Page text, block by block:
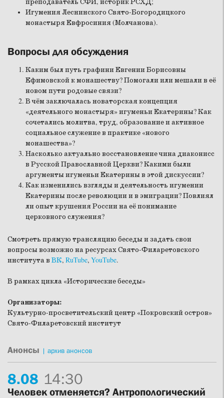
преподаватель СФИ, историк РСХД;
Игумения Леснинского Свято-Богородицкого
монастыря Евфросиния (Молчанова).
Вопросы для обсуждения
Каким был путь графини Евгении Борисовны
Ефимовской к монашеству? Помогали или мешали в её
новом пути родовые связи?
В чём заключалась новаторская концепция
«деятельного монастыря» игуменьи Екатерины? Как
сочетались молитва, труд, образование и активное
социальное служение в практике «нового
монашества»?
Насколько актуально восстановление чина диаконисс
в Русской Православной Церкви? Какими были
аргументы игуменьи Екатерины в этой дискуссии?
Как изменились взгляды и деятельность игумении
Екатерины после революции и в эмиграции? Повлиял
ли опыт крушения России на её понимание
церковного служения?
Смотреть прямую трансляцию беседы и задать свои
вопросы возможно на ресурсах Свято-Филаретовского
института в ВК, RuTube, YouTube.
В рамках цикла «Исторические беседы»
Организаторы:
Культурно-просветительский центр «Покровский остров»
Свято-Филаретовский институт
Анонсы | архив анонсов
8.08 14:30
Человек отменяется? Антропологический